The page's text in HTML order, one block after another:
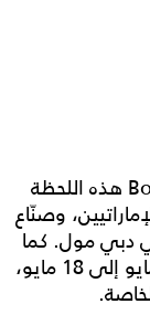
ومن 11 مايو إلى 17 مايو، تُهدي Boucheron هذه اللحظة
وصنّاع
دبي مول. كما
من 15 مايو إلى 18 مايو،